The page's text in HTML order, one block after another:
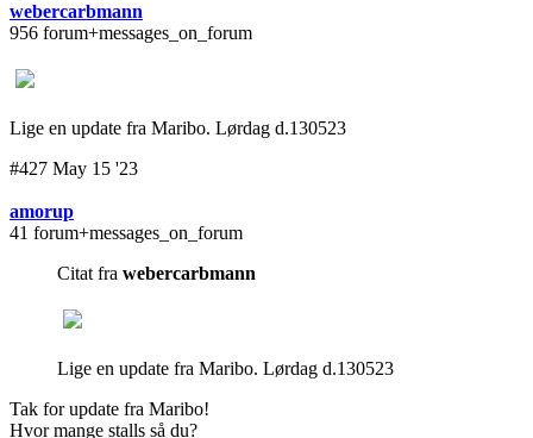
webercarbmann
956 forum+messages_on_forum
Lige en update fra Maribo. Lørdag d.130523
#427 May 15 '23
amorup
41 forum+messages_on_forum
Citat fra webercarbmann
Lige en update fra Maribo. Lørdag d.130523
Tak for update fra Maribo!
Hvor mange stalls så du?